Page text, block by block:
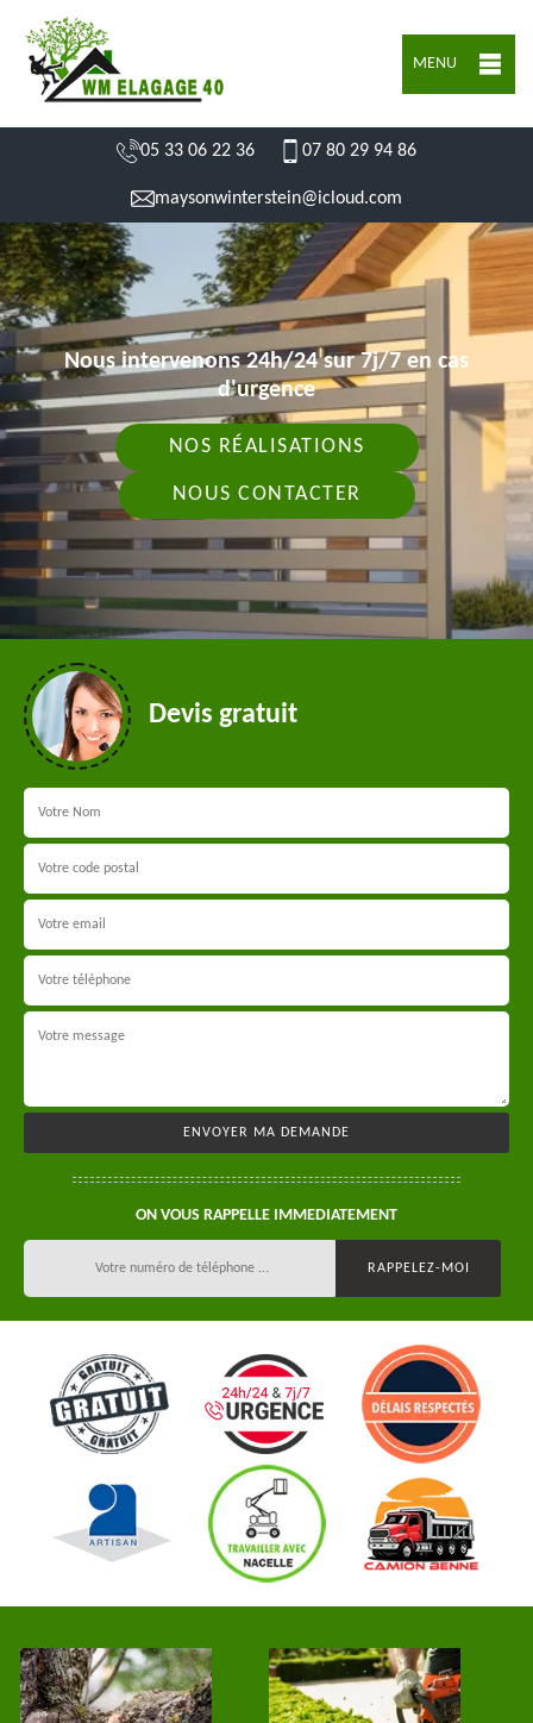
MENU
05 33 06 22 36 07 80 29 94 86
maysonwinterstein@icloud.com
Nous intervenons 24h/24 sur 7j/7 en cas
d'urgence
NOS RÉALISATIONS
NOUS CONTACTER
Devis gratuit
ON VOUS RAPPELLE IMMEDIATEMENT